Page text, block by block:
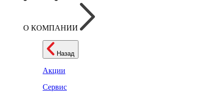
О КОМПАНИИ
Назад
Акции
Сервис